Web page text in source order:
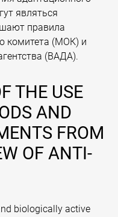
являться
правила
комитета (МОК) и
(ВАДА).
THE USE
AND
FROM
OF ANTI-
biologically active